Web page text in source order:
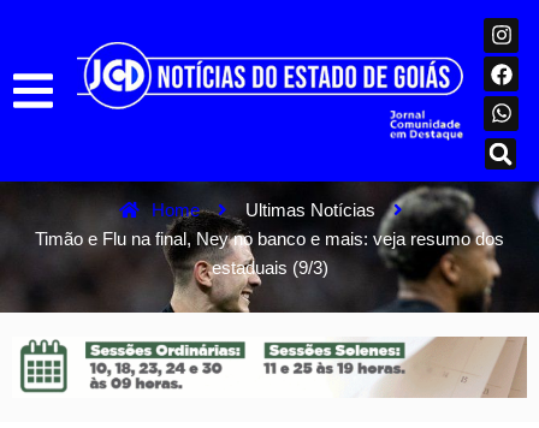
Home
Ultimas Notícias
Timão e Flu na final, Ney no banco e mais: veja resumo dos
estaduais (9/3)